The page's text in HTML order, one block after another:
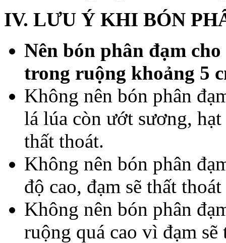
IV. LƯU Ý KHI BÓN
Nên bón phân đạm
trong ruộng khoảng 5
Không nên bón phân
lá lúa còn ướt sương,
thất thoát.
Không nên bón phân
độ cao, đạm sẽ thất
Không nên bón phân
ruộng quá cao vì đạm